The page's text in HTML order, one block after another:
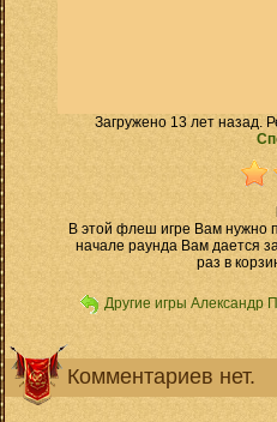
Загружено 13 лет назад.
В этой флеш игре Вам нужно
начале раунда Вам дается
раз в
Другие игры Александр
Комментариев нет.